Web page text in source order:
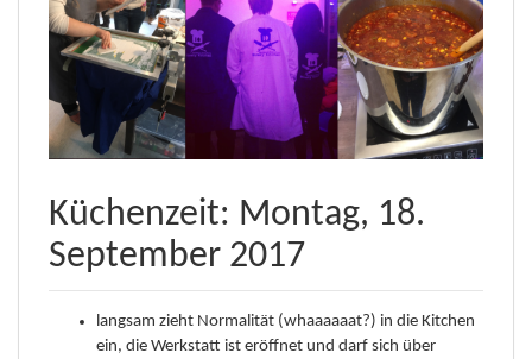
Küchenzeit: Montag, 18.
September 2017
langsam zieht Normalität (whaaaaaat?) in die Kitchen
ein, die Werkstatt ist eröffnet und darf sich über